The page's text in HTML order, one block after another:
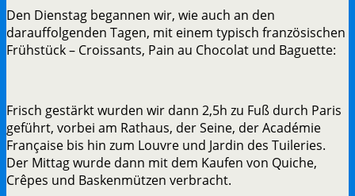
Den Dienstag begannen wir, wie auch an den
darauffolgenden Tagen, mit einem typisch französischen
Frühstück – Croissants, Pain au Chocolat und Baguette:
Frisch gestärkt wurden wir dann 2,5h zu Fuß durch Paris
geführt, vorbei am Rathaus, der Seine, der Académie
Française bis hin zum Louvre und Jardin des Tuileries.
Der Mittag wurde dann mit dem Kaufen von Quiche,
Crêpes und Baskenmützen verbracht.